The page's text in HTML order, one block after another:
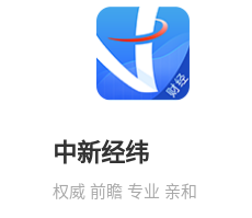
中新经纬
权威 前瞻 专业 亲和